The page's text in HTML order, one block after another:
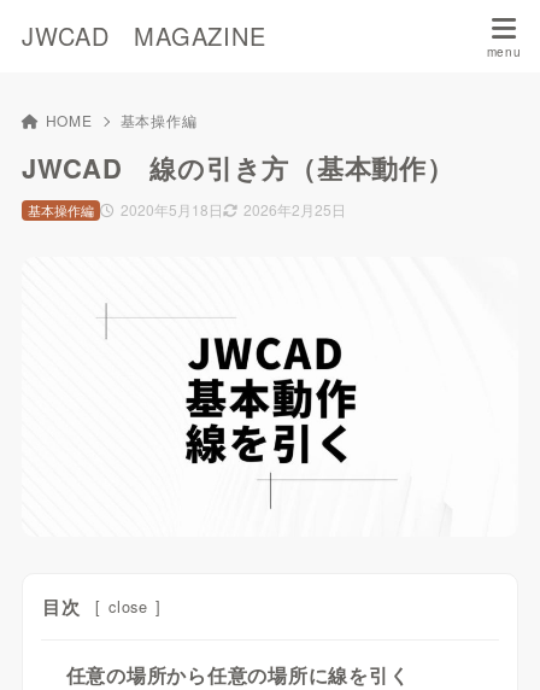
JWCAD MAGAZINE
HOME 基本操作編
JWCAD 線の引き方（基本動作）
2020年5月18日 2026年2月25日
基本操作編
目次 [ close ]
任意の場所から任意の場所に線を引く